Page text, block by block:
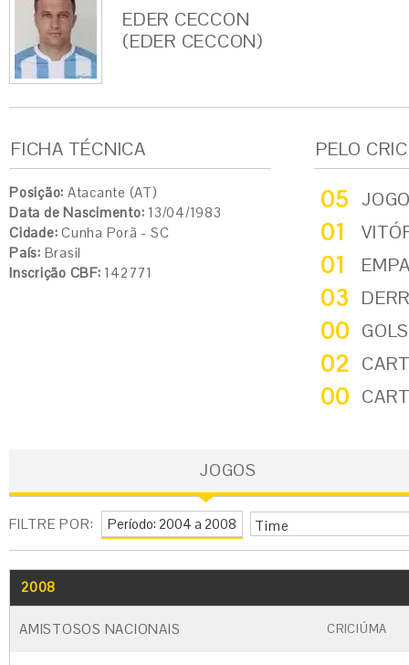
EDER CECCON
(EDER CECCON)
FICHA TÉCNICA
Posição: Atacante (AT)
Data de Nascimento: 13/04/1983
Cidade: Cunha Porã - SC
País: Brasil
Inscrição CBF: 142771
PELO
05
01
01
03
00
02
00
JOGOS
FILTRE POR: Time
2008
AMISTOSOS NACIONAIS CRICIÚMA